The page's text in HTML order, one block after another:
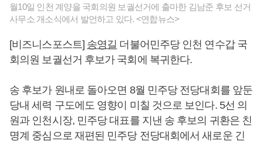
월10일 인천 계양을 국회의원 보궐선거에 출마한 김남준 후보 선거
사무소 개소식에서 발언하고 있다. <연합뉴스>
[비즈니스포스트] 송영길 더불어민주당 인천 연수갑 국
회의원 보궐선거 후보가 국회에 복귀한다.
송 후보가 원내로 돌아오면 8월 민주당 전당대회를 앞둔
당내 세력 구도에도 영향이 미칠 것으로 보인다. 5선 의
원과 인천시장, 민주당 대표를 지낸 송 후보의 귀환은 친
명계 중심으로 재편된 민주당 전당대회에서 새로운 긴